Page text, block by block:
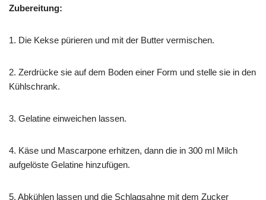
Zubereitung:
1. Die Kekse pürieren und mit der Butter vermischen.
2. Zerdrücke sie auf dem Boden einer Form und stelle sie in den
Kühlschrank.
3. Gelatine einweichen lassen.
4. Käse und Mascarpone erhitzen, dann die in 300 ml Milch
aufgelöste Gelatine hinzufügen.
5. Abkühlen lassen und die Schlagsahne mit dem Zucker